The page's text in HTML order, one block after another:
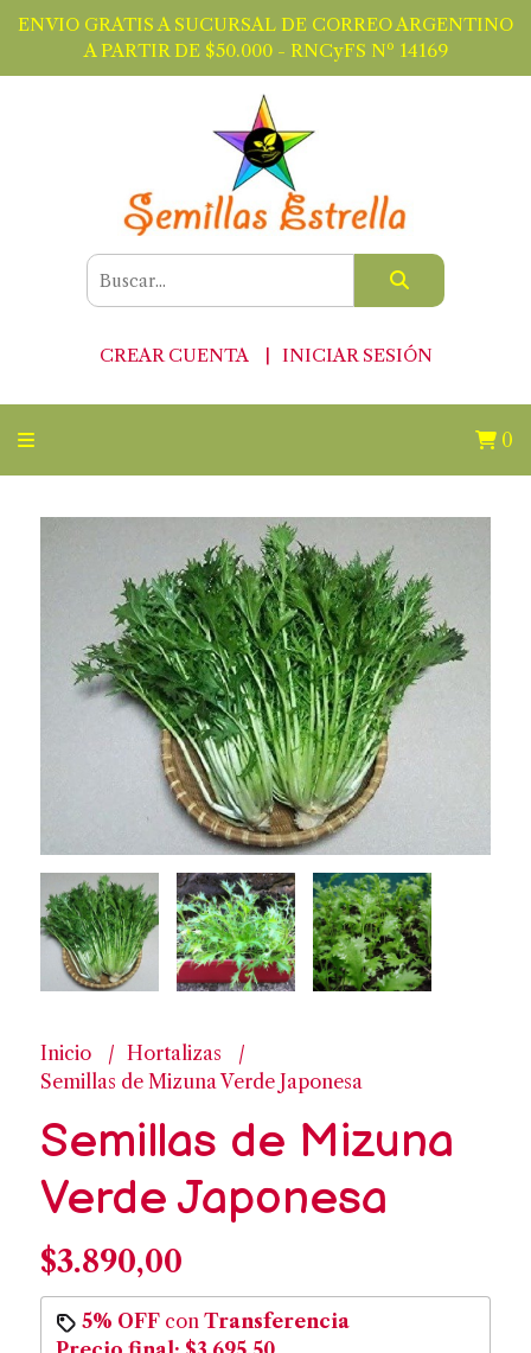
ENVIO GRATIS A SUCURSAL DE CORREO ARGENTINO
A PARTIR DE $50.000 - RNCyFS Nº 14169
CREAR CUENTA INICIAR SESIÓN
0
Inicio
Hortalizas
Semillas de Mizuna Verde Japonesa
Semillas de Mizuna
Verde Japonesa
$3.890,00
5% OFFcon Transferencia